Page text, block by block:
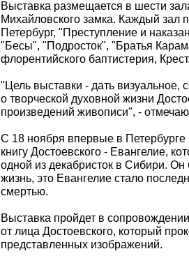
Выставка размещается в шести
Михайловского замка. Каждый зал
Петербург, "Преступление и
"Бесы", "Подросток", "Братья
флорентийского баптистерия,
"Цель выставки - дать визуальное,
о творческой духовной жизни
произведений живописи", -
С 18 ноября впервые в Петербурге
книгу Достоевского - Евангелие,
одной из декабристок в Сибири. Он
жизнь, это Евангелие стало
смертью.
Выставка пройдет в
от лица Достоевского, который
представленных изображений.